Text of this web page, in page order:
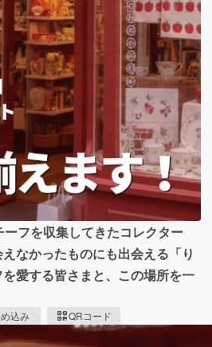
ジ ビュ
CAMPFIRE for Social Good CAMPFIRE
CAMPFIREふるさと納税machi-ya コミュ
フを収集してきたコレクター
なかったものにも出会える「り
愛する皆さまと、この場所を一
込み QRコード